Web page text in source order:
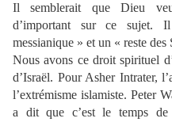
Il semblerait que Dieu
d’important sur ce sujet.
messianique » et un « reste des
Nous avons ce droit spirituel
d’Israël. Pour Asher Intrater,
l’extrémisme islamiste. Peter
a dit que c’est le temps de